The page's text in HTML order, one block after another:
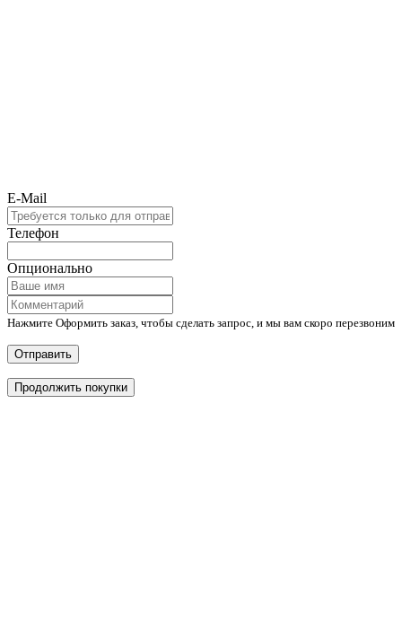
E-Mail
Телефон
Опционально
Нажмите Оформить заказ, чтобы сделать запрос, и мы вам скоро перезвоним
Отправить
Продолжить покупки